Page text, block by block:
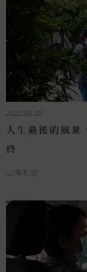
2022.02.20
人生最後的風景
終
山海札記